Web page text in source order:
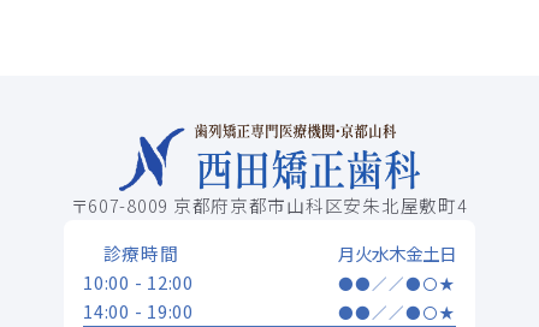
〒607-8009 京都府京都市山科区安朱北屋敷町4
診療時間
月火水木金土日
10:00 - 12:00
●●／／●〇★
14:00 - 19:00 ●●／／●〇★